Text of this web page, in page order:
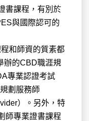
書課程，有別於
與國際認可的
和師資的質素都
辦的CBD職涯規
專業認證考試
劃服務師
）。另外，特
師專業證書課程